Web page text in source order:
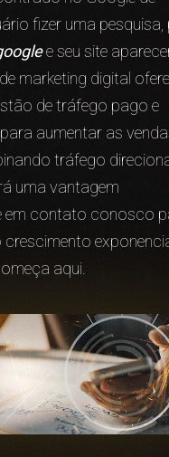
fizer uma pesquisa,
e seu site
marketing digital
de tráfego pago e
aumentar as
tráfego
uma vantagem
em contato conosco
aqui.